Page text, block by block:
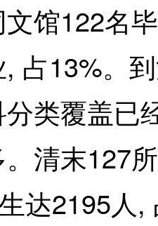
馆122名
, 占13%。
类覆盖已
清末127
达2195人 ,